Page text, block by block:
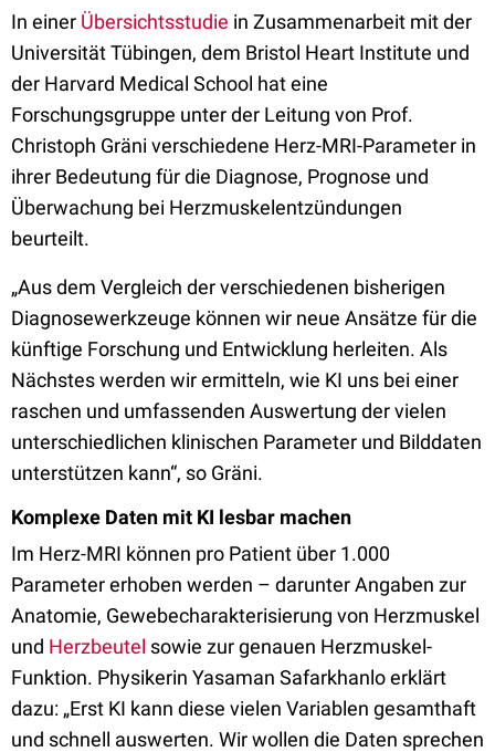
In einer Übersichtsstudie in Zusammenarbeit mit der
Universität Tübingen, dem Bristol Heart Institute und
der Harvard Medical School hat eine
Forschungsgruppe unter der Leitung von Prof.
Christoph Gräni verschiedene Herz-MRI-Parameter in
ihrer Bedeutung für die Diagnose, Prognose und
Überwachung bei Herzmuskelentzündungen
beurteilt.
„Aus dem Vergleich der verschiedenen bisherigen
Diagnosewerkzeuge können wir neue Ansätze für die
künftige Forschung und Entwicklung herleiten. Als
Nächstes werden wir ermitteln, wie KI uns bei einer
raschen und umfassenden Auswertung der vielen
unterschiedlichen klinischen Parameter und Bilddaten
unterstützen kann“, so Gräni.
Komplexe Daten mit KI lesbar machen
Im Herz-MRI können pro Patient über 1.000
Parameter erhoben werden – darunter Angaben zur
Anatomie, Gewebecharakterisierung von Herzmuskel
und Herzbeutel sowie zur genauen Herzmuskel-
Funktion. Physikerin Yasaman Safarkhanlo erklärt
dazu: „Erst KI kann diese vielen Variablen gesamthaft
und schnell auswerten. Wir wollen die Daten sprechen